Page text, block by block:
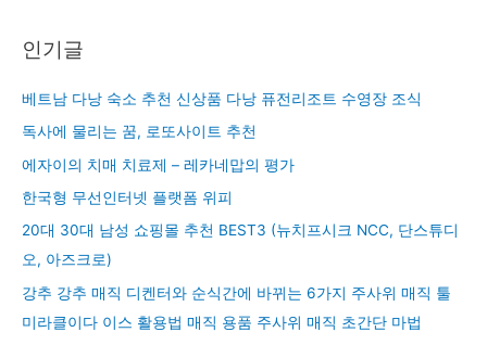
인기글
베트남 다낭 숙소 추천 신상품 다낭 퓨전리조트 수영장 조식
독사에 물리는 꿈, 로또사이트 추천
에자이의 치매 치료제 – 레카네맙의 평가
한국형 무선인터넷 플랫폼 위피
20대 30대 남성 쇼핑몰 추천 BEST3 (뉴치프시크 NCC, 단스튜디
오, 아즈크로)
강추 강추 매직 디켄터와 순식간에 바뀌는 6가지 주사위 매직 툴
미라클이다 이스 활용법 매직 용품 주사위 매직 초간단 마법